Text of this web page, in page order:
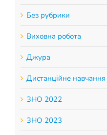
Без рубрики
Виховна робота
Джура
Дистанційне навчання
ЗНО 2022
ЗНО 2023